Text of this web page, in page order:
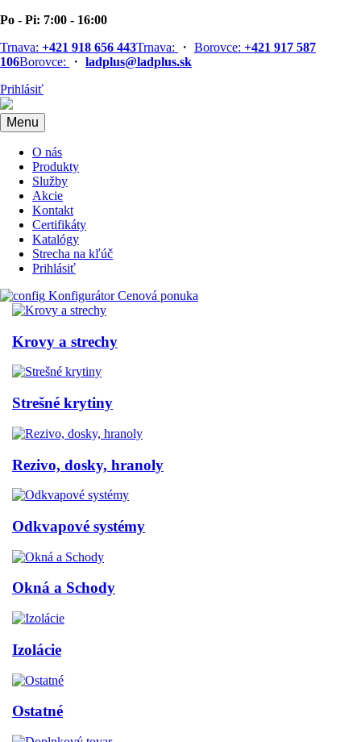
Po - Pi: 7:00 - 16:00
Trnava: +421 918 656 443Trnava: ・ Borovce: +421 917 587
106Borovce: ・ ladplus@ladplus.sk
Prihlásiť
Menu
O nás
Produkty
Služby
Akcie
Kontakt
Certifikáty
Katalógy
Strecha na kľúč
Prihlásiť
Konfigurátor Cenová ponuka
Krovy a strechy
Strešné krytiny
Rezivo, dosky, hranoly
Odkvapové systémy
Okná a Schody
Izolácie
Ostatné